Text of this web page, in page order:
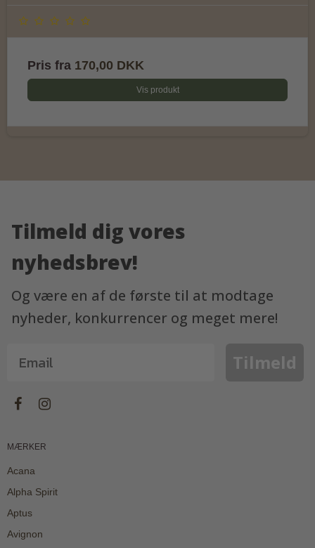
Pris fra 170,00 DKK
Vis produkt
Tilmeld dig vores
nyhedsbrev!
Og være en af de første til at modtage
nyheder, konkurrencer og meget mere!
Tilmeld
MÆRKER
Acana
Alpha Spirit
Aptus
Avignon